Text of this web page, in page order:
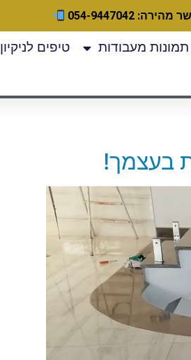
054-9447042
תמונות מעבודות טיפים לניקיון